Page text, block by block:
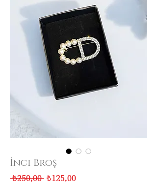
İnci Broş
₺250,00 Normal
₺125,00İndirimli